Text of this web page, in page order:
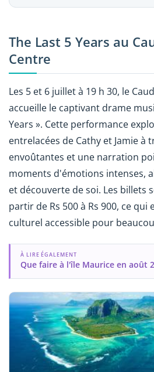
The Last 5 Years au
Centre
Les 5 et 6 juillet à 19 h 30, le
accueille le captivant drame
Years ». Cette performance
entrelacées de Cathy et Jamie à
envoûtantes et une narration
moments d'émotions intenses,
et découverte de soi. Les billets
partir de Rs 500 à Rs 900, ce
culturel accessible pour
À LIRE ÉGALEMENT
Que faire à l'île Maurice en août